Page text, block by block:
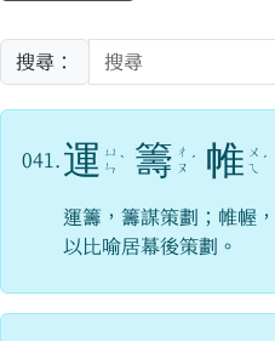
搜尋：
041. 運 ㄩ
ㄣ ˋ 籌 ㄔ
ㄡ ˊ 帷 ㄨ
ㄟ
ˊ
運籌，籌謀策劃；帷幄
以比喻居幕後策劃。